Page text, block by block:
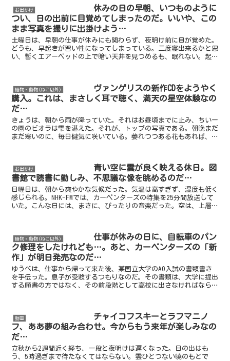
お出かけ
休みの日の早朝、いつものように
つい、日の出前に目覚めてしまったのだ。いいや、この
まま写真を撮りに出掛けよう…
土曜日は、早朝の仕事が休みにも関わらず、夜明け前に目が覚めた。
どうも、早起きが習い性になってしまっている。二度寝出来るかと思
い、暫くエアーベッドの上で暗い天井を見つめるも、眠れない。起き
植物・動物(ねこ以外)
ヴァンゲリスの新作CDをようやく
購入。これは、まさしく耳で聴く、満天の星空体験なの
だ…
きょうは、朝から雨が降っていた。それはお昼頃までに止み、ちいー
の園のビオラは雫を湛えた。それが、トップの写真である。朝晩まだ
まだ寒いのに、毎日健気に咲いている。萎れつつある花もあれば、次
お出かけ
青い空に雲が良く映える休日。図
書館で読書に勤しみ、不思議な像を眺めるのだ…
日曜日は、朝から爽やかな気候だった。気温は高すぎず、湿度も低く
感じられる。NHK-FMでは、カーペンターズの特集を25分間放送して
いた。こんな日には、まさに、ぴったりの音楽だった。空は、上層雲
植物・動物(ねこ以外)
仕事が休みの日に、自転車のパン
ク修理をしたけれども…。あと、カーペンターズの「新
作」が明日発売なのだ…
ゆうべは、仕事から帰って来た後、某国立大学のAO入試の書類書き
を手伝った。息子が受験するつもりなのだ。その書類は、大学に提出
する願書の方ではなく、その前段階として高校に出さなければならな
動画
チャイコフスキーとラフマニノ
フ、ああ夢の組み合わせ。今からもう来年が楽しみなの
だ…
立秋から2週間近く経ち、一段と夜明けは遅くなった。日の出はも
う、5時過ぎまで待たなくてはならない。雲ひとつない曉のもとで